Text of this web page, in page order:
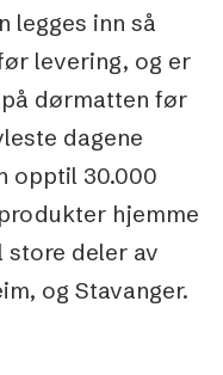
legges inn så
levering, og er
dørmatten før
dagene
opptil 30.000
hjemme
store deler av
og Stavanger.